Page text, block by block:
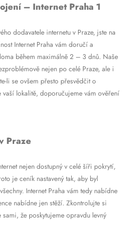
– Internet Praha 1
dodavatele internetu v Praze, jste na
Internet Praha vám doručí a
během maximálně 2 – 3 dnů. Naše
nejen po celé Praze, ale i
li se ovšem přesto přesvědčit o
vaší lokalitě, doporučujeme vám ověření
Praze
nejen dostupný v celé šíři pokrytí,
je ceník nastavený tak, aby byl
Internet Praha vám tedy nabídne
nabídne jen stěží. Zkontrolujte si
že poskytujeme opravdu levný